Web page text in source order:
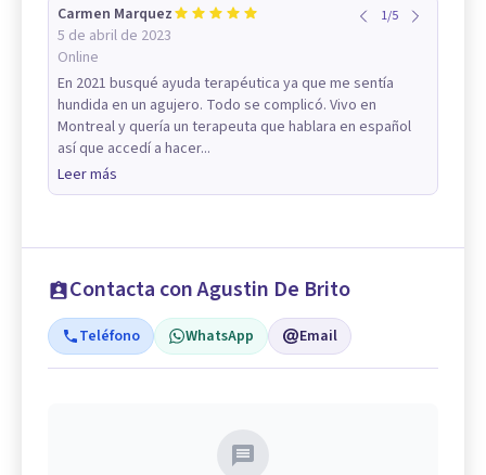
Carmen Marquez
5 de abril de 2023
Online
1/5
En 2021 busqué ayuda terapéutica ya que me sentía
hundida en un agujero. Todo se complicó. Vivo en
Montreal y quería un terapeuta que hablara en español
así que accedí a hacer...
Leer más
Contacta con Agustin De Brito
Teléfono WhatsApp Email